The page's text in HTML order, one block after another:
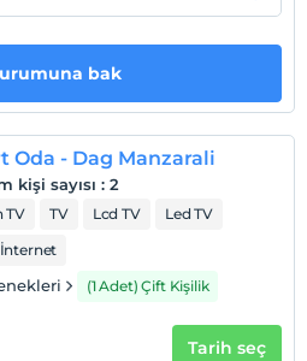
Haritada Göster
bak
Oda - Dag Manzarali
kişi sayısı : 2
TV TV Lcd TV
Led TV
(1 Adet) Çift Kişilik
Tarih seç